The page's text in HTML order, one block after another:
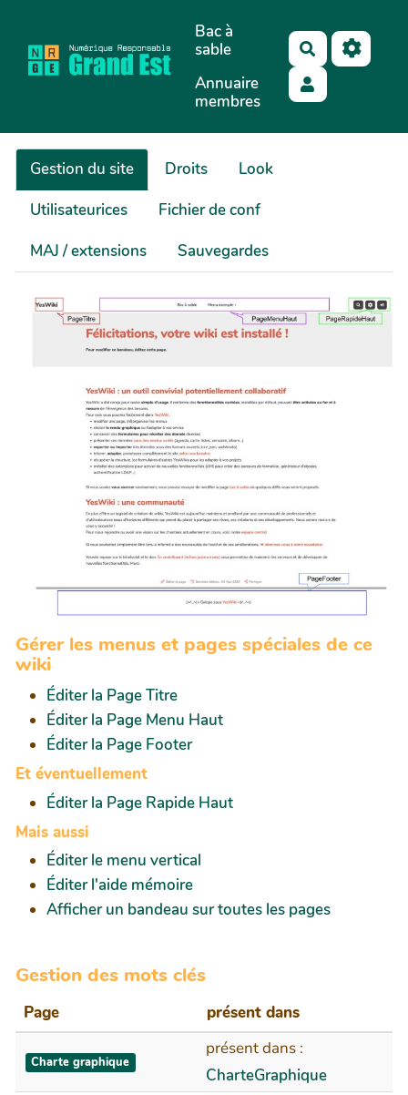
Aller au contenu principalBac à
sable
Annuaire
membres
Rechercher
Gestion du site Droits
Look
Utilisateurices
Fichier de conf
MAJ / extensions
Sauvegardes
Gérer les menus et pages spéciales de ce
wiki
Éditer la Page Titre
Éditer la Page Menu Haut
Éditer la Page Footer
Et éventuellement
Éditer la Page Rapide Haut
Mais aussi
Éditer le menu vertical
Éditer l'aide mémoire
Afficher un bandeau sur toutes les pages
Gestion des mots clés
Page présent dans
Charte graphique
présent dans :
CharteGraphique